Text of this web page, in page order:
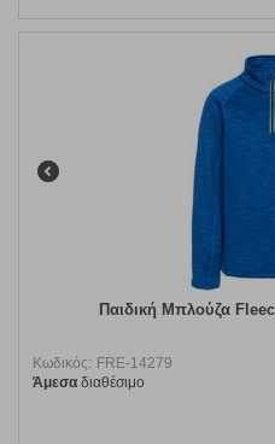
Παιδική Μπλούζα
Κωδικός: FRE-14279
Άμεσα διαθέσιμο